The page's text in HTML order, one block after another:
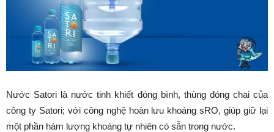
Nước Satori là nước tinh khiết đóng bình, thùng đóng chai của
công ty Satori; với công nghệ hoàn lưu khoáng sRO, giúp giữ lại
một phần hàm lượng khoáng tự nhiên có sẵn trong nước.